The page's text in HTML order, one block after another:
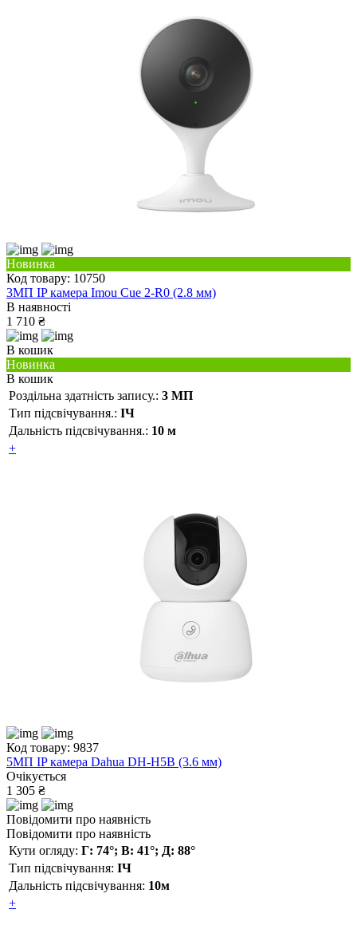
Новинка
Код товару: 10750
3МП IP камера Imou Cue 2-R0 (2.8 мм)
В наявності
1 710 ₴
В кошик
Новинка
В кошик
Роздільна здатність запису.: 3 МП
Тип підсвічування.: ІЧ
Дальність підсвічування.: 10 м
+
Код товару: 9837
5МП IP камера Dahua DH-H5B (3.6 мм)
Очікується
1 305 ₴
Повідомити про наявність
Повідомити про наявність
Кути огляду: Г: 74°; В: 41°; Д: 88°
Тип підсвічування: ІЧ
Дальність підсвічування: 10м
+